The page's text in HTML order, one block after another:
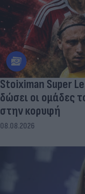
Stoiximan Super
δώσει οι ομάδες
στην κορυφή
08.08.2026